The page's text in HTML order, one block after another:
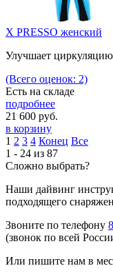
X PRESSO женский
Улучшает
(Всего оценок: 2)
Есть на складе
подробнее
21 600 руб.
в корзину
1 2 3 4 Конец Все
1 - 24 из 87
Сложно выбрать?
Наши дайвинг
подходящего
Звоните по телефону
(звонок по всей
Или пишите нам в